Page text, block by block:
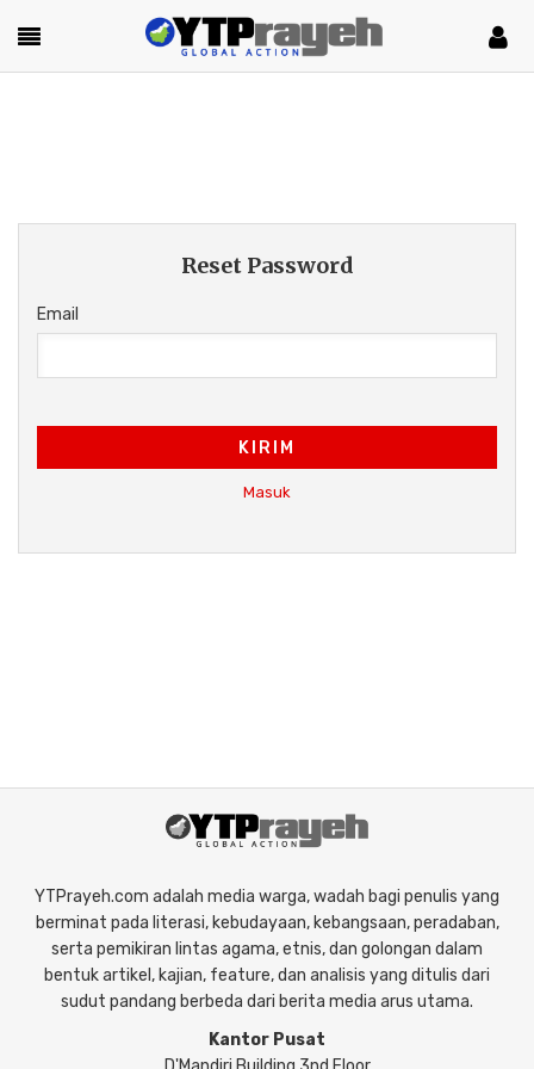
Reset Password
Email
KIRIM
Masuk
YTPrayeh.com adalah media warga, wadah bagi penulis yang
berminat pada literasi, kebudayaan, kebangsaan, peradaban,
serta pemikiran lintas agama, etnis, dan golongan dalam
bentuk artikel, kajian, feature, dan analisis yang ditulis dari
sudut pandang berbeda dari berita media arus utama.
Kantor Pusat